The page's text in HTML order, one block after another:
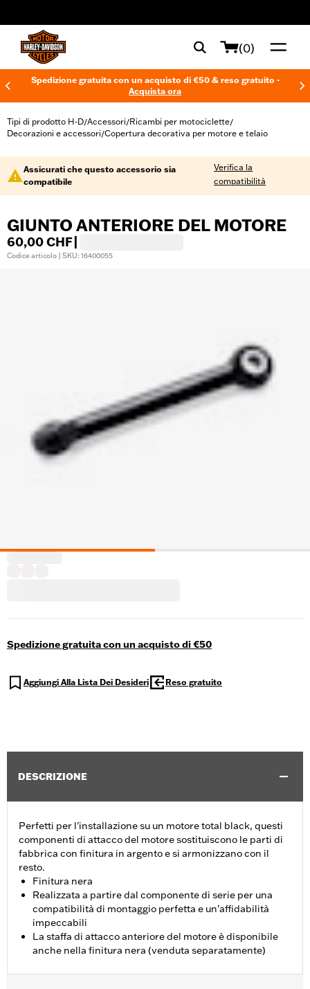
(0)
Spedizione gratuita con un acquisto di €50 & reso gratuito -
Acquista ora
Tipi di prodotto H-D/Accessori/Ricambi per motociclette/
Decorazioni e accessori/Copertura decorativa per motore e telaio
Assicurati che questo accessorio sia
compatibile
Verifica la
compatibilità
GIUNTO ANTERIORE DEL MOTORE
60,00 CHF
Codice articolo | SKU: 16400055
Spedizione gratuita con un acquisto di €50
Aggiungi Alla Lista Dei Desideri Reso gratuito
DESCRIZIONE
Perfetti per l'installazione su un motore total black, questi
componenti di attacco del motore sostituiscono le parti di
fabbrica con finitura in argento e si armonizzano con il
resto.
Finitura nera
Realizzata a partire dal componente di serie per una
compatibilità di montaggio perfetta e un’affidabilità
impeccabili
La staffa di attacco anteriore del motore è disponibile
anche nella finitura nera (venduta separatamente)